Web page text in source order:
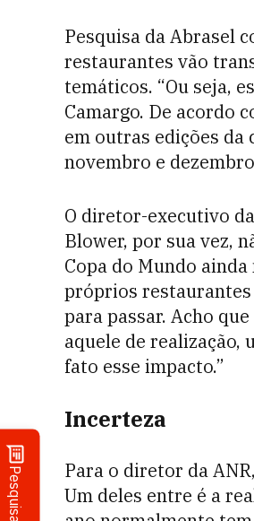
Pesquisa
Pesquisa da Abrasel
restaurantes vão
temáticos. “Ou seja,
Camargo. De acordo
em outras edições
novembro e
O diretor-executivo
Blower, por sua vez,
Copa do Mundo
próprios restaurantes
para passar. Acho
aquele de realização,
fato esse impacto.”
Incerteza
Para o diretor da
Um deles entre é a